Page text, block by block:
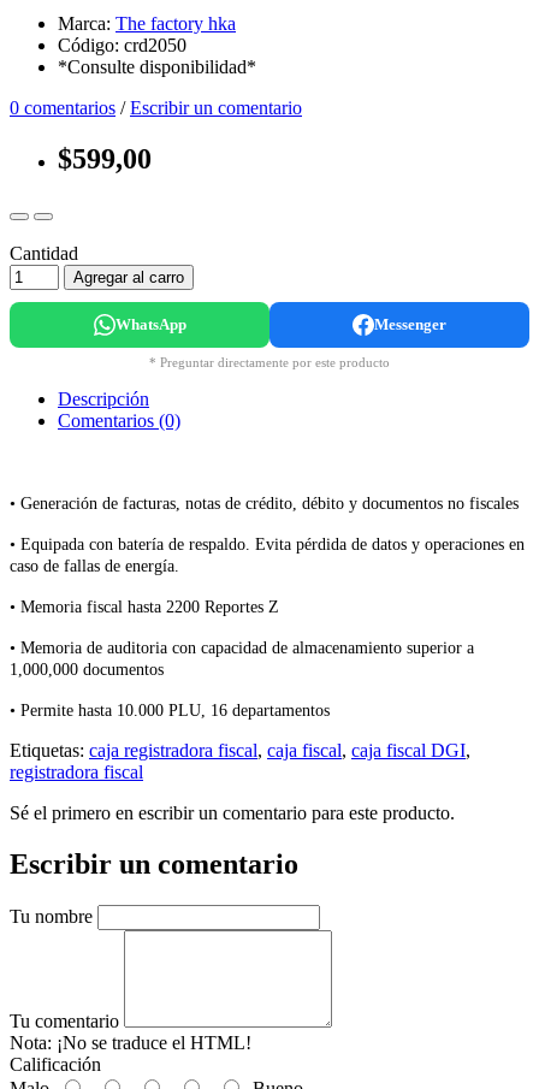
Marca: The factory hka
Código: crd2050
*Consulte disponibilidad*
0 comentarios /Escribir un comentario
$599,00
Cantidad
Agregar al carro
WhatsApp Messenger
* Preguntar directamente por este producto
Descripción
Comentarios (0)
• Generación de facturas, notas de crédito, débito y documentos no fiscales
• Equipada con batería de respaldo. Evita pérdida de datos y operaciones en
caso de fallas de energía.
• Memoria fiscal hasta 2200 Reportes Z
• Memoria de auditoria con capacidad de almacenamiento superior a
1,000,000 documentos
• Permite hasta 10.000 PLU, 16 departamentos
Etiquetas: caja registradora fiscal, caja fiscal, caja fiscal DGI,
registradora fiscal
Sé el primero en escribir un comentario para este producto.
Escribir un comentario
Tu nombre
Tu comentario
Nota: ¡No se traduce el HTML!
Calificación